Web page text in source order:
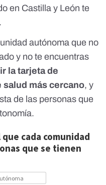
en Castilla y León te
autónoma que no
y no te encuentras
la tarjeta de
salud más cercano, y
de las personas que